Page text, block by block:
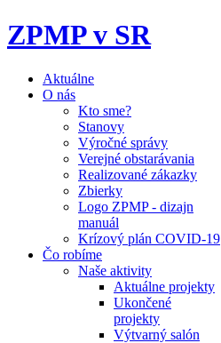
ZPMP v SR
Aktuálne
O nás
Kto sme?
Stanovy
Výročné správy
Verejné obstarávania
Realizované zákazky
Zbierky
Logo ZPMP - dizajn
manuál
Krízový plán COVID-19
Čo robíme
Naše aktivity
Aktuálne projekty
Ukončené
projekty
Výtvarný salón